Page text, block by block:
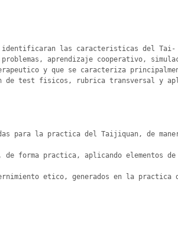
las caracteristicas del Tai-
aprendizaje cooperativo,
y que se caracteriza
de test fisicos, rubrica transversal y
para la practica del Taijiquan, de
forma practica, aplicando
etico, generados en la